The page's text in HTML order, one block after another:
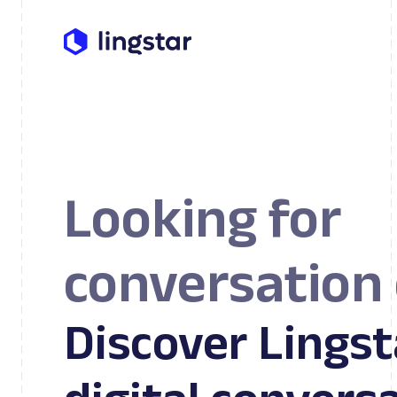
Looking for
conversation
Discover